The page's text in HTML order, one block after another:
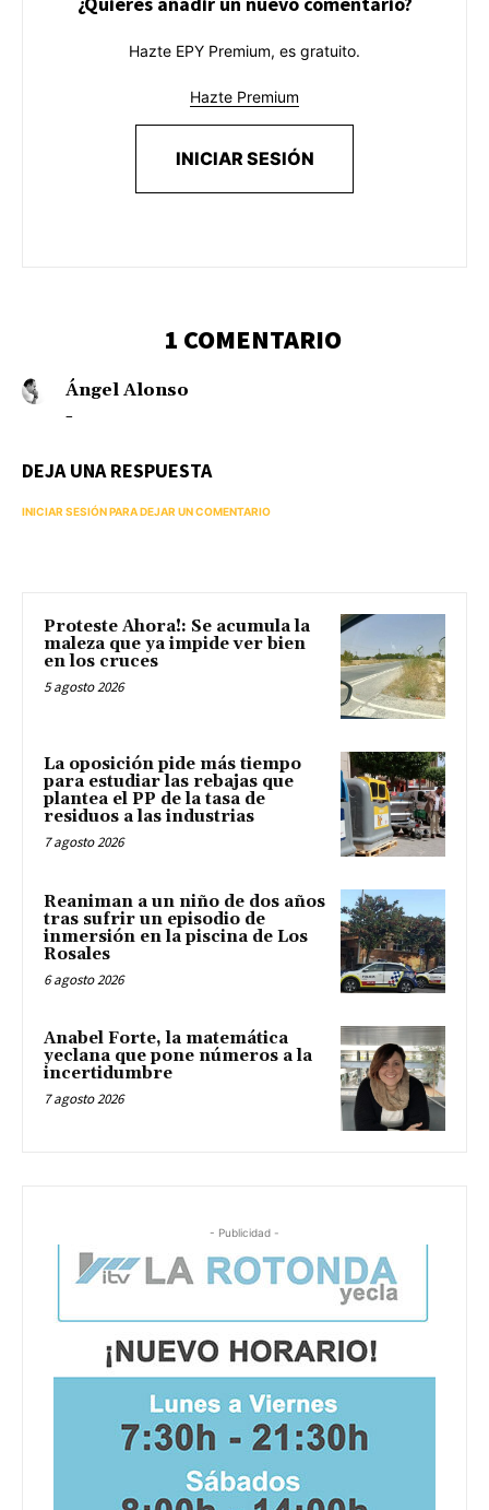
Hazte EPY Premium, es gratuito.
Hazte Premium
INICIAR SESIÓN
1 COMENTARIO
Ángel Alonso
–
DEJA UNA RESPUESTA
INICIAR SESIÓN PARA DEJAR UN COMENTARIO
Proteste Ahora!: Se acumula la
maleza que ya impide ver bien
en los cruces
5 agosto 2026
La oposición pide más tiempo
para estudiar las rebajas que
plantea el PP de la tasa de
residuos a las industrias
7 agosto 2026
Reaniman a un niño de dos años
tras sufrir un episodio de
inmersión en la piscina de Los
Rosales
6 agosto 2026
Anabel Forte, la matemática
yeclana que pone números a la
incertidumbre
7 agosto 2026
- Publicidad -